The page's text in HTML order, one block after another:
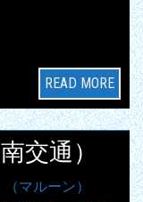
READ MORE
交通）
マルーン）